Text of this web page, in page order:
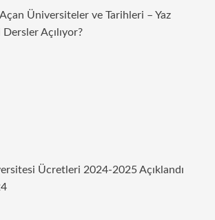
Üniversiteler ve Tarihleri – Yaz
Açılıyor?
Ücretleri 2024-2025 Açıklandı